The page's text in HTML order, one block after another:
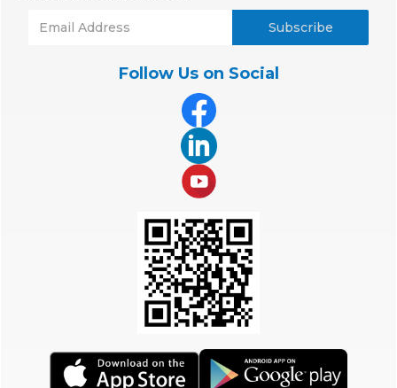
Follow Us on Social